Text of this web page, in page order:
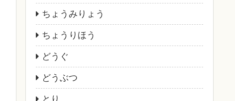
ちょうみりょう
ちょうりほう
どうぐ
どうぶつ